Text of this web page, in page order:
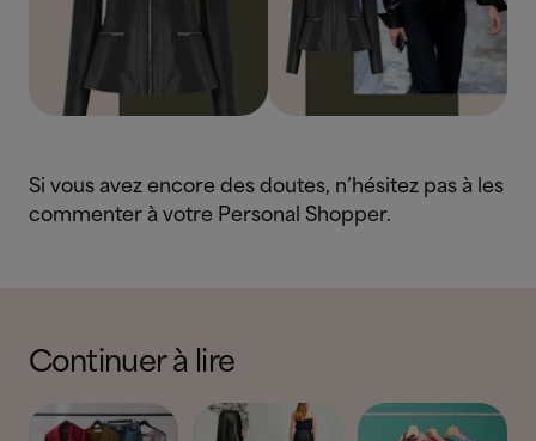
Si vous avez encore des doutes, n’hésitez pas à les
commenter à votre Personal Shopper.
Continuer à lire